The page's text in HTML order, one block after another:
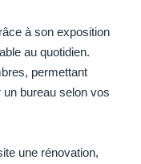
à son exposition
au quotidien.
permettant
bureau selon vos
une rénovation,